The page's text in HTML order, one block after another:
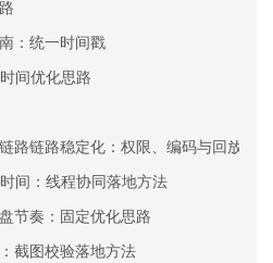
：统一时间戳
间优化思路
路链路稳定化：权限、编码与回放三
间：线程协同落地方法
节奏：固定优化思路
截图校验落地方法